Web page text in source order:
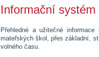
Informační
Přehledné a užitečné
mateřských škol, přes základní,
volného času.